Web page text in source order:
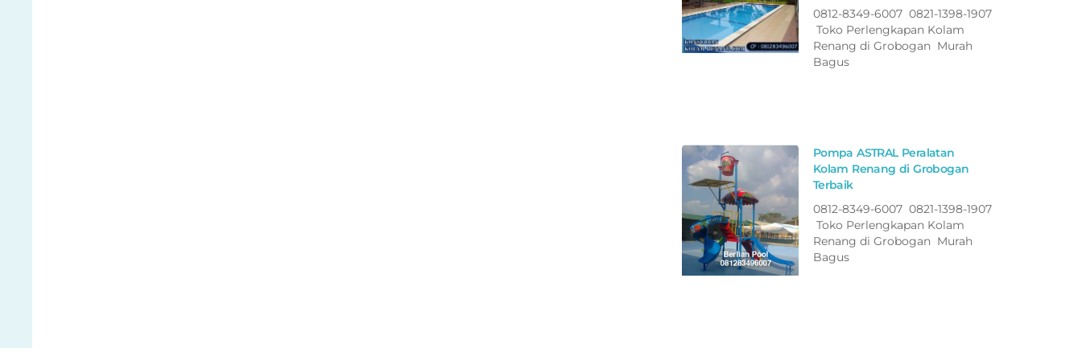
0812-8349-6007 0821-1398-1907
Toko Perlengkapan Kolam
Renang di Grobogan Murah
Bagus
Pompa ASTRAL Peralatan
Kolam Renang di Grobogan
Terbaik
0812-8349-6007 0821-1398-1907
Toko Perlengkapan Kolam
Renang di Grobogan Murah
Bagus